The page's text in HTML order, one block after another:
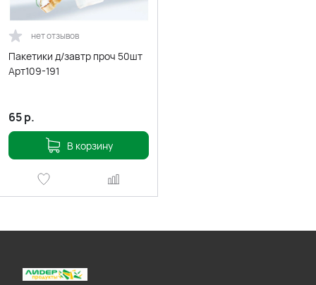
нет отзывов
Пакетики д/завтр проч 50шт
Арт109-191
65р.
В корзину